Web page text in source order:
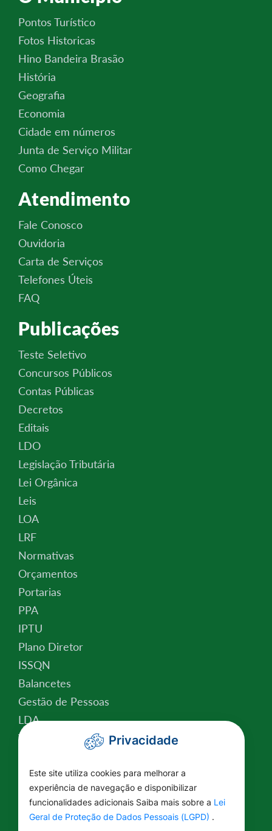
Pontos Turístico
Fotos Historicas
Hino Bandeira Brasão
História
Geografia
Economia
Cidade em números
Junta de Serviço Militar
Como Chegar
Atendimento
Fale Conosco
Ouvidoria
Carta de Serviços
Telefones Úteis
FAQ
Publicações
Teste Seletivo
Concursos Públicos
Contas Públicas
Decretos
Editais
LDO
Legislação Tributária
Lei Orgânica
Leis
LOA
LRF
Normativas
Orçamentos
Portarias
PPA
IPTU
Plano Diretor
ISSQN
Balancetes
Gestão de Pessoas
LDA
Valor da Terra Nua
Relatório de Atividades
Plano Estratégico Institucional
Lei Federal nº 14.129/2021
Privacidade
Este site utiliza cookies para melhorar a
experiência de navegação e disponibilizar
funcionalidades adicionais Saiba mais sobre a Lei
Geral de Proteção de Dados Pessoais (LGPD) .